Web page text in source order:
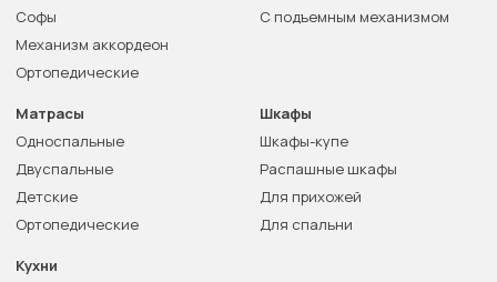
Софы
Механизм аккордеон
Ортопедические
С подъемным механизмом
Матрасы
Односпальные
Двуспальные
Детские
Ортопедические
Шкафы
Шкафы-купе
Распашные шкафы
Для прихожей
Для спальни
Кухни